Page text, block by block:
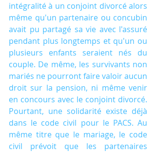
intégralité à un conjoint divorcé alors
même qu'un partenaire ou concubin
avait pu partagé sa vie avec l'assuré
pendant plus longtemps et qu'un ou
plusieurs enfants seraient nés du
couple. De même, les survivants non
mariés ne pourront faire valoir aucun
droit sur la pension, ni même venir
en concours avec le conjoint divorcé.
Pourtant, une solidarité existe déjà
dans le code civil pour le PACS. Au
même titre que le mariage, le code
civil prévoit que les partenaires